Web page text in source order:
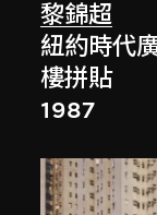
黎錦超
紐約時代
樓拼貼
1987